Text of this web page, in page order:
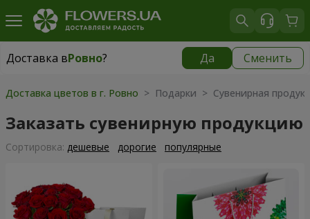
Доставка вРовно? Да Сменить
Доставка вРовно
Доставка цветов в г. Ровно > Подарки > Сувенирная
Заказать сувенирную продукцию
Cортировка: дешевые дорогие популярные